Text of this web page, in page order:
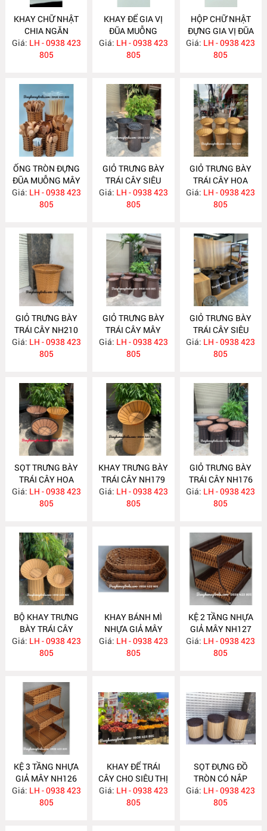
KHAY CHỮ NHẬT
CHIA NGĂN
NH319
Giá: LH - 0938 423
805
KHAY ĐỂ GIA VỊ
ĐŨA MUỖNG
NHỰA GIẢ MÂY
NH317
Giá: LH - 0938 423
805
HỘP CHỮ NHẬT
ĐỰNG GIA VỊ ĐŨA
MUỖNG NH316
Giá: LH - 0938 423
805
ỐNG TRÒN ĐỰNG
ĐŨA MUỖNG MÂY
NHỰA NH318
Giá: LH - 0938 423
805
GIỎ TRƯNG BÀY
TRÁI CÂY SIÊU
THỊ NH241
Giá: LH - 0938 423
805
GIỎ TRƯNG BÀY
TRÁI CÂY HOA
QUẢ CHO SIÊU
THỊ- CỬA HÀNG
Giá: LH - 0938 423
805
GIỎ TRƯNG BÀY
TRÁI CÂY NH210
Giá: LH - 0938 423
805
GIỎ TRƯNG BÀY
TRÁI CÂY MÂY
NHỰA NH187
Giá: LH - 0938 423
805
GIỎ TRƯNG BÀY
TRÁI CÂY SIÊU
THỊ- CỬA HÀNG
NH181
Giá: LH - 0938 423
805
SỌT TRƯNG BÀY
TRÁI CÂY HOA
QUẢ NH180
Giá: LH - 0938 423
805
KHAY TRƯNG BÀY
TRÁI CÂY NH179
Giá: LH - 0938 423
805
GIỎ TRƯNG BÀY
TRÁI CÂY NH176
Giá: LH - 0938 423
805
BỘ KHAY TRƯNG
BÀY TRÁI CÂY
CHO SIÊU THỊ-
CỬA HÀNG NH168
Giá: LH - 0938 423
805
KHAY BÁNH MÌ
NHỰA GIẢ MÂY
NH129
Giá: LH - 0938 423
805
KỆ 2 TẦNG NHỰA
GIẢ MÂY NH127
Giá: LH - 0938 423
805
KỆ 3 TẦNG NHỰA
GIẢ MÂY NH126
Giá: LH - 0938 423
805
KHAY ĐỂ TRÁI
CÂY CHO SIÊU THỊ
NH118
Giá: LH - 0938 423
805
SỌT ĐỰNG ĐỒ
TRÒN CÓ NẮP
NH103
Giá: LH - 0938 423
805